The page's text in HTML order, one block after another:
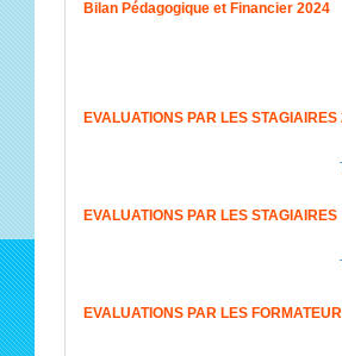
Bilan Pédagogique et Financier 2024
EVALUATIONS PAR LES STAGIAIRES
EVALUATIONS PAR LES
EVALUATIONS PAR LES